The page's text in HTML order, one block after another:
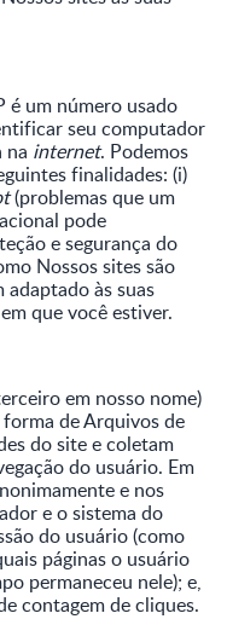
é um número usado
seu computador
na internet. Podemos
finalidades: (i)
(problemas que um
pode
e segurança do
Nossos sites são
adaptado às suas
que você estiver.
em nosso nome)
de Arquivos de
do site e coletam
do usuário. Em
e nos
e o sistema do
do usuário (como
páginas o usuário
permaneceu nele); e,
contagem de cliques.